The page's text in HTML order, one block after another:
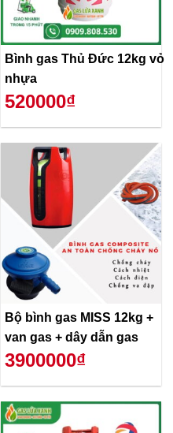
Bình gas Thủ Đức 12kg vỏ
nhựa
520000₫
Bộ bình gas MISS 12kg +
van gas + dây dẫn gas
3900000₫